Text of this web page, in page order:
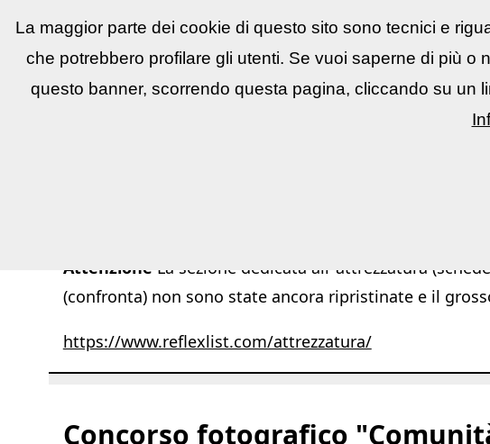
ReflexLIST▼ News e utility ▼ Concorsi
Attenzione La sezione dedicata all''attrezzatura
(confronta) non sono state ancora ripristinate e il
https://www.reflexlist.com/attrezzatura/
Concorso fotografico
La maggior parte dei cookie di questo sito sono tecnici e
che potrebbero profilare gli utenti. Se vuoi saperne di più
questo banner, scorrendo questa pagina, cliccando su un